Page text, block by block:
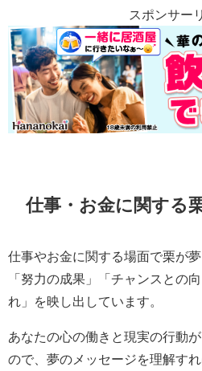
スポンサー
仕事・お金に関する
仕事やお金に関する場面で栗が
「努力の成果」「チャンスとの
れ」を映し出しています。
あなたの心の働きと現実の行動
ので、夢のメッセージを理解す